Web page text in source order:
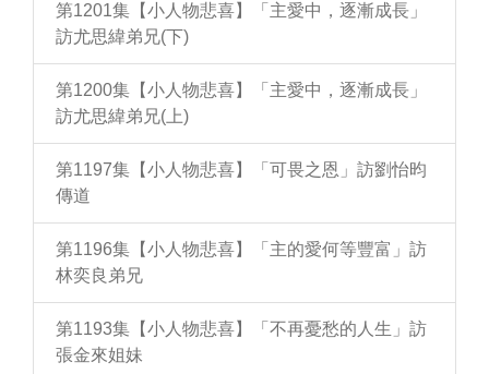
第1201集【小人物悲喜】「主愛中，逐漸成長」
訪尤思緯弟兄(下)
第1200集【小人物悲喜】「主愛中，逐漸成長」
訪尤思緯弟兄(上)
第1197集【小人物悲喜】「可畏之恩」訪劉怡昀
傳道
第1196集【小人物悲喜】「主的愛何等豐富」訪
林奕良弟兄
第1193集【小人物悲喜】「不再憂愁的人生」訪
張金來姐妹